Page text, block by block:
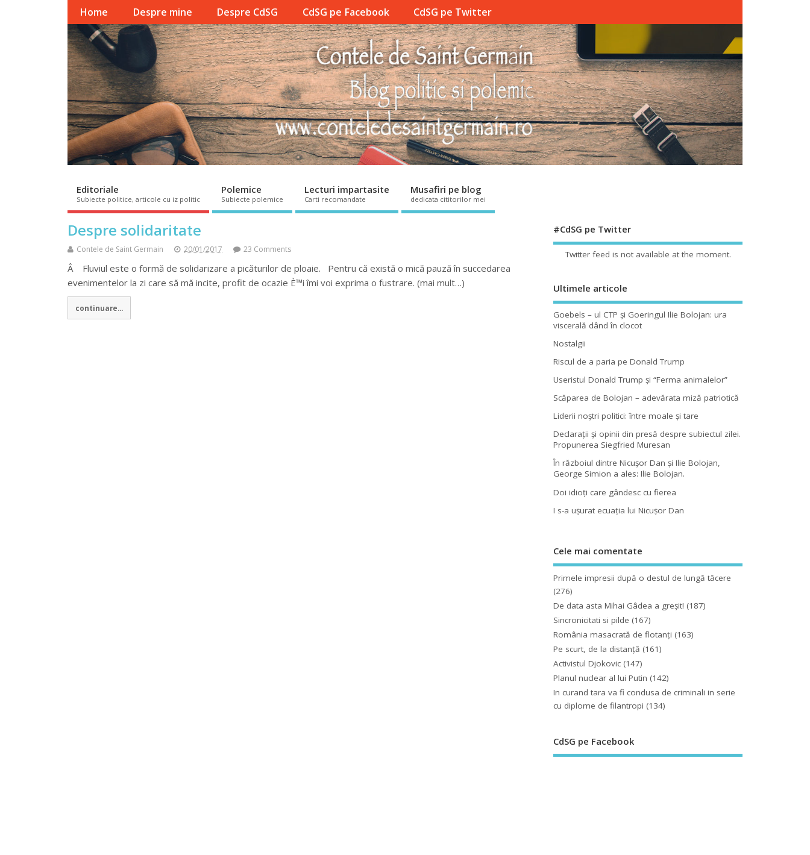
Home Despre mine Despre CdSG CdSG pe Facebook CdSG pe Twitter
Editoriale
Subiecte politice, articole cu iz politic
Polemice
Subiecte polemice
Lecturi impartasite
Carti recomandate
Musafiri pe blog
dedicata cititorilor mei
Despre solidaritate
Contele de Saint Germain 20/01/2017 23 Comments
Â Fluviul este o formă de solidarizare a picăturilor de ploaie. Pentru că există o mică pauză în succedarea
evenimentelor la zi care să mă incite, profit de ocazie È™i îmi voi exprima o fustrare. (mai mult…)
continuare...
#CdSG pe Twitter
Twitter feed is not available at the moment.
Ultimele articole
Goebels – ul CTP şi Goeringul Ilie Bolojan: ura
viscerală dând în clocot
Nostalgii
Riscul de a paria pe Donald Trump
Useristul Donald Trump şi “Ferma animalelor”
Scăparea de Bolojan – adevărata miză patriotică
Liderii noştri politici: între moale şi tare
Declaraţii şi opinii din presă despre subiectul zilei.
Propunerea Siegfried Muresan
În războiul dintre Nicuşor Dan şi Ilie Bolojan,
George Simion a ales: Ilie Bolojan.
Doi idioţi care gândesc cu fierea
I s-a uşurat ecuaţia lui Nicuşor Dan
Cele mai comentate
Primele impresii după o destul de lungă tăcere
(276)
De data asta Mihai Gâdea a greşit! (187)
Sincronicitati si pilde (167)
România masacrată de flotanţi (163)
Pe scurt, de la distanță (161)
Activistul Djokovic (147)
Planul nuclear al lui Putin (142)
In curand tara va fi condusa de criminali in serie
cu diplome de filantropi (134)
CdSG pe Facebook